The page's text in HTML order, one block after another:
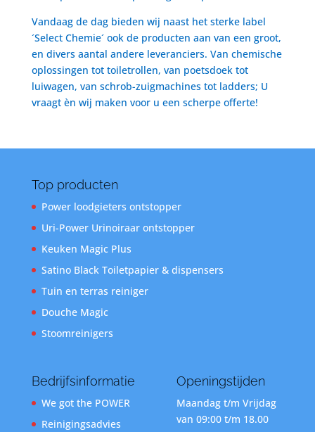
Vandaag de dag bieden wij naast het sterke label
´Select Chemie´ ook de producten aan van een groot,
en divers aantal andere leveranciers. Van chemische
oplossingen tot toiletrollen, van poetsdoek tot
luiwagen, van schrob-zuigmachines tot ladders; U
vraagt èn wij maken voor u een scherpe offerte!
Top producten
Power loodgieters ontstopper
Uri-Power Urinoiraar ontstopper
Keuken Magic Plus
Satino Black Toiletpapier & dispensers
Tuin en terras reiniger
Douche Magic
Stoomreinigers
Bedrijfsinformatie
We got the POWER
Reinigingsadvies
Openingstijden
Maandag t/m Vrijdag
van 09:00 t/m 18.00